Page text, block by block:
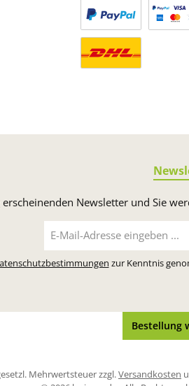
Newsletter und Sie
Mail-
zur Kenntnis
Bestellung
Mehrwertsteuer zzgl.Versandkosten